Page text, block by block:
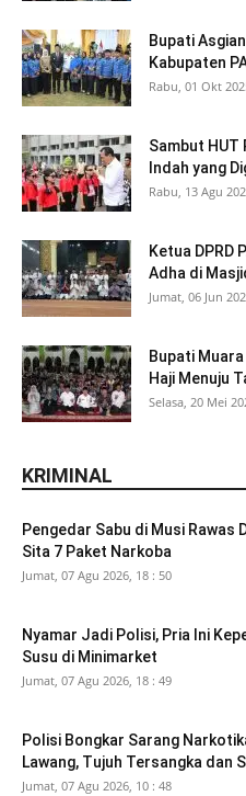
Bupati
Kabupaten
Rabu, 01 Okt
Sambut HUT
Indah yang
Rabu, 13 Agu
Ketua DPRD
Adha di
Jumat, 06 Jun
Bupati
Haji Menuju
Selasa, 20 Mei
KRIMINAL
Pengedar Sabu di Musi Rawas
Sita 7 Paket Narkoba
Jumat, 07 Agu 2026, 18 : 50
Nyamar Jadi Polisi, Pria Ini
Susu di Minimarket
Jumat, 07 Agu 2026, 18 : 49
Polisi Bongkar Sarang
Lawang, Tujuh Tersangka dan
Jumat, 07 Agu 2026, 10 : 48